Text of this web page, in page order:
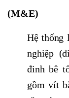
(M&E)
Hệ thống
nghiệp
đinh bê
gồm vít